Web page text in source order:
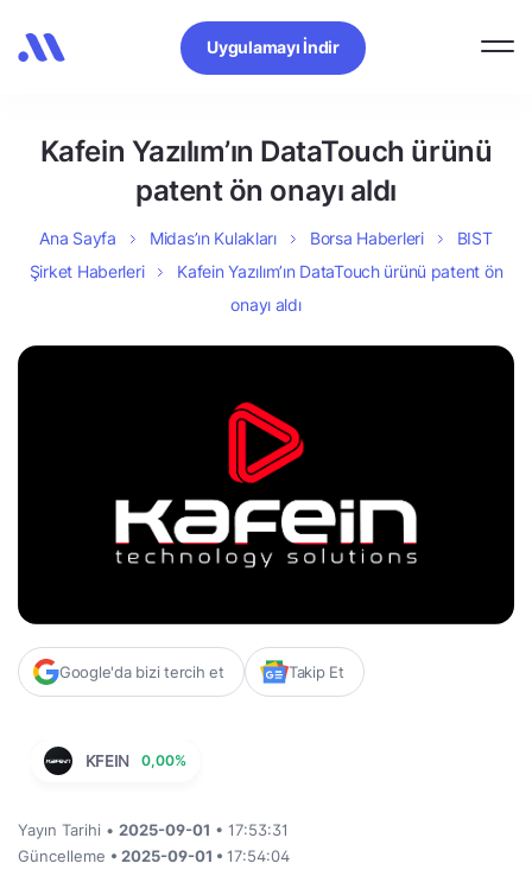
Uygulamayı İndir
Kafein Yazılım’ın DataTouch ürünü
patent ön onayı aldı
Ana Sayfa Midas’ın Kulakları Borsa Haberleri
BIST
Şirket Haberleri
Kafein Yazılım’ın DataTouch ürünü patent ön
onayı aldı
Google'da bizi tercih et Takip Et
KFEIN 0,00%
Yayın Tarihi • 2025-09-01 • 17:53:31
Güncelleme • 2025-09-01 • 17:54:04